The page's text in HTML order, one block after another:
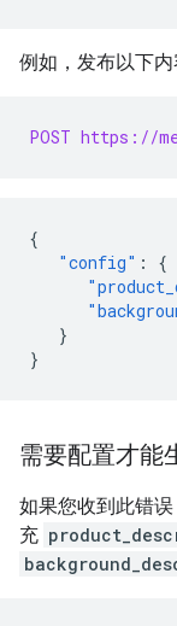
例如，发布以下内
POST https://
{
"config" :
{
}
}
需要配置才能
如果您收到此错
充